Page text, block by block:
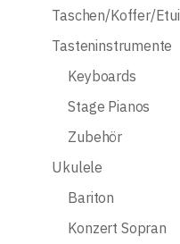
Taschen/Koffer/Etui
Tasteninstrumente
Keyboards
Stage Pianos
Zubehör
Ukulele
Bariton
Konzert Sopran